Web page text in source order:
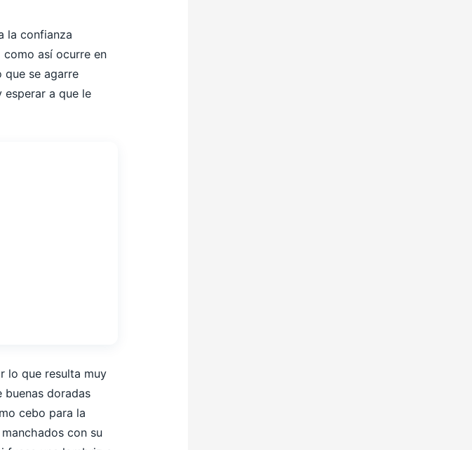
la confianza
así ocurre en
se agarre
esperar a que le
lo que resulta muy
doradas
cebo para la
con su